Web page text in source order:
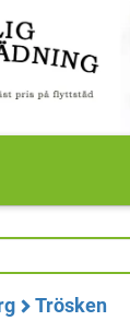
Trösken